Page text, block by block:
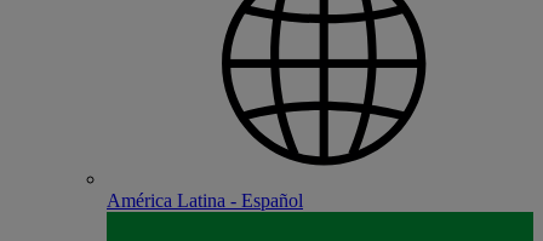
América Latina - Español